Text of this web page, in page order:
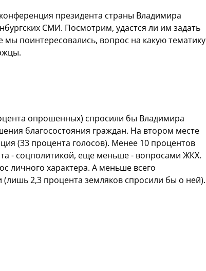
президента страны Владимира
СМИ. Посмотрим, удастся ли им задать
поинтересовались, вопрос на какую тематику
опрошенных) спросили бы Владимира
благосостояния граждан. На втором месте
(33 процента голосов). Менее 10 процентов
- соцполитикой, еще меньше - вопросами ЖКХ.
личного характера. А меньше всего
2,3 процента земляков спросили бы о ней).